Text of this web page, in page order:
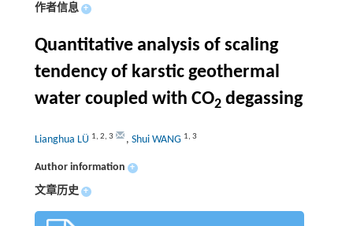
作者信息 +
Quantitative analysis of scaling
tendency of karstic geothermal
water coupled with CO2degassing
Lianghua LÜ 1, 2, 3 , Shui WANG 1, 3
Author information +
文章历史 +